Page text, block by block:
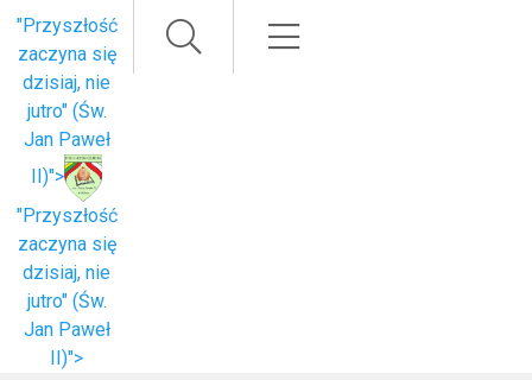
"Przyszłość
zaczyna się
dzisiaj, nie
jutro" (Św.
Jan Paweł
II)">
"Przyszłość
zaczyna się
dzisiaj, nie
jutro" (Św.
Jan Paweł
II)">